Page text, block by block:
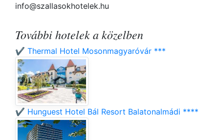
info@szallasokhotelek.hu
További hotelek a közelben
✔️ Thermal Hotel Mosonmagyaróvár ***
✔️ Hunguest Hotel Bál Resort Balatonalmádi ****